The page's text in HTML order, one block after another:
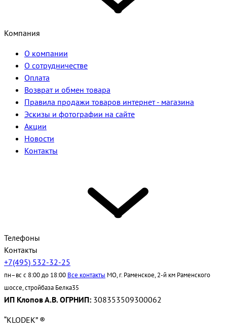
Компания
О компании
О сотрудничестве
Оплата
Возврат и обмен товара
Правила продажи товаров интернет - магазина
Эскизы и фотографии на сайте
Акции
Новости
Контакты
Телефоны
Контакты
+7(495) 532-32-25
пн–вс с 8:00 до 18:00 Все контакты МО, г. Раменское, 2-й км Раменского
шоссе, стройбаза Белка35
ИП Клопов А.В. ОГРНИП: 308353509300062
“KLODEK” ®